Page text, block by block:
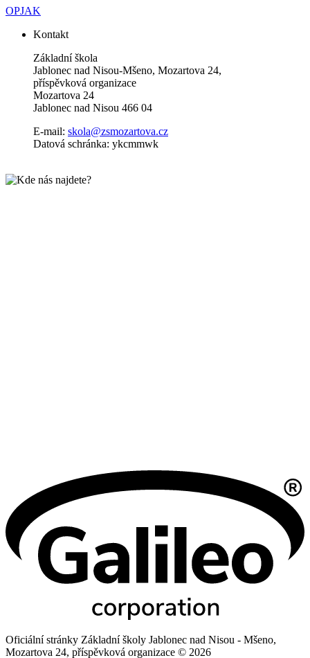
OPJAK
Kontakt
Základní škola
Jablonec nad Nisou-Mšeno, Mozartova 24,
příspěvková organizace
Mozartova 24
Jablonec nad Nisou 466 04
E-mail: skola@zsmozartova.cz
Datová schránka: ykcmmwk
Oficiální stránky Základní školy Jablonec nad Nisou - Mšeno,
Mozartova 24, příspěvková organizace © 2026